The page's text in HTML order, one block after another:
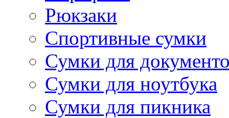
Рюкзаки
Спортивные сумки
Сумки для
Сумки для ноутбука
Сумки для пикника